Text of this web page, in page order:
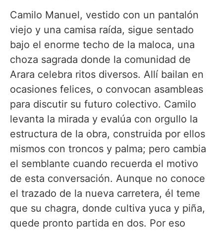
Camilo Manuel, vestido con un pantalón
viejo y una camisa raída, sigue sentado
bajo el enorme techo de la maloca, una
choza sagrada donde la comunidad de
Arara celebra ritos diversos. Allí bailan en
ocasiones felices, o convocan asambleas
para discutir su futuro colectivo. Camilo
levanta la mirada y evalúa con orgullo la
estructura de la obra, construida por ellos
mismos con troncos y palma; pero cambia
el semblante cuando recuerda el motivo
de esta conversación. Aunque no conoce
el trazado de la nueva carretera, él teme
que su chagra, donde cultiva yuca y piña,
quede pronto partida en dos. Por eso